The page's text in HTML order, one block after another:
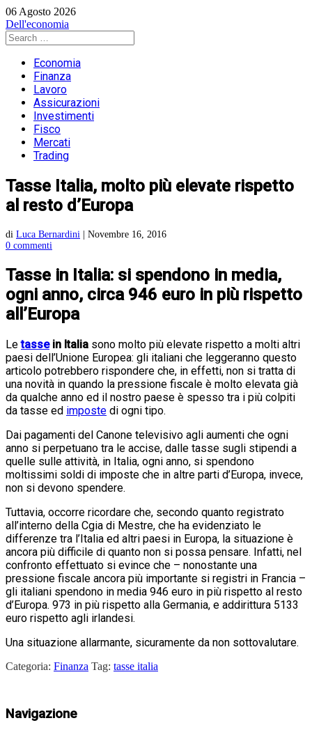
06 Agosto 2026
Dell'economia
Economia
Finanza
Lavoro
Assicurazioni
Investimenti
Fisco
Mercati
Trading
Tasse Italia, molto più elevate rispetto
al resto d’Europa
di Luca Bernardini
Novembre 16, 2016
0 commenti
Tasse in Italia: si spendono in media,
ogni anno, circa 946 euro in più rispetto
all’Europa
Letassein Italia sono molto più elevate rispetto a molti altri
paesi dell’Unione Europea: gli italiani che leggeranno questo
articolo potrebbero rispondere che, in effetti, non si tratta di
una novità in quando la pressione fiscale è molto elevata già
da qualche anno ed il nostro paese è spesso tra i più colpiti
da tasse ed imposte di ogni tipo.
Dai pagamenti del Canone televisivo agli aumenti che ogni
anno si perpetuano tra le accise, dalle tasse sugli stipendi a
quelle sulle attività, in Italia, ogni anno, si spendono
moltissimi soldi di imposte che in altre parti d’Europa, invece,
non si devono spendere.
Tuttavia, occorre ricordare che, secondo quanto registrato
all’interno della Cgia di Mestre, che ha evidenziato le
differenze tra l’Italia ed altri paesi in Europa, la situazione è
ancora più difficile di quanto non si possa pensare. Infatti, nel
confronto effettuato si evince che – nonostante una
pressione fiscale ancora più importante si registri in Francia –
gli italiani spendono in media 946 euro in più rispetto al resto
d’Europa. 973 in più rispetto alla Germania, e addirittura 5133
euro rispetto agli irlandesi.
Una situazione allarmante, sicuramente da non sottovalutare.
Categoria: Finanza Tag: tasse italia
Navigazione